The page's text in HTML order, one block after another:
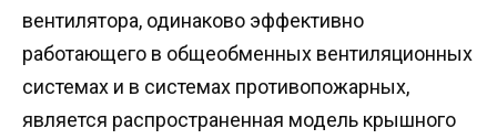
вентилятора, одинаково эффективно
работающего в общеобменных вентиляционных
системах и в системах противопожарных,
является распространенная модель крышного